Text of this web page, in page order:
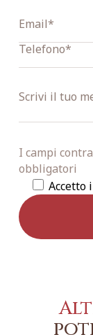
I campi
obbligatori
Accetto